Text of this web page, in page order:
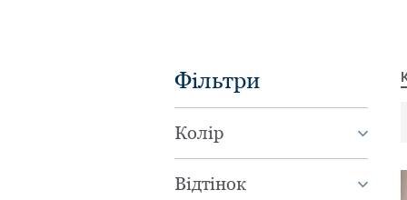
Фільтри
Колір
Відтінок